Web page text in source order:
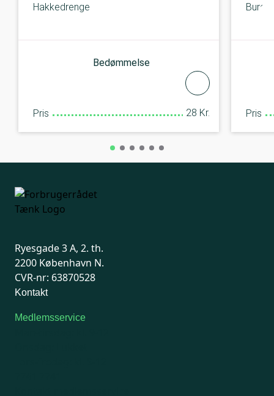
Hakkedrenge
Bedømmelse
Pris 28 Kr. Pris
Ryesgade 3 A, 2. th.
2200 København N.
CVR-nr: 63870528
Kontakt
Medlemsservice